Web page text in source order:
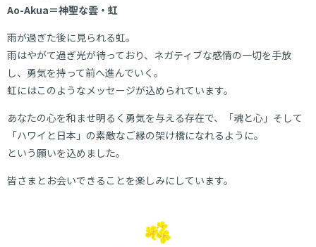
Ao-Akua＝神聖な雲・虹
雨が過ぎた後に見られる虹。
雨はやがて過ぎ光が待っており、ネガティブな感情の一切を手放
し、勇気を持って前へ進んでいく。
虹にはこのようなメッセージが込められています。
あなたの心を和ませ明るく勇気を与える存在で、「魂と心」そして
「ハワイと日本」の素敵なご縁の架け橋になれるように。
という願いを込めました。
皆さまとお会いできることを楽しみにしています。